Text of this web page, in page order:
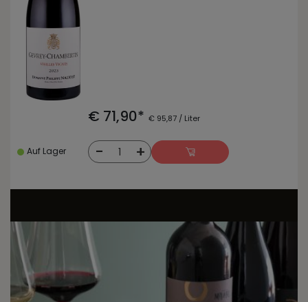
€ 71,90* € 95,87 / Liter
Auf Lager - 1 +